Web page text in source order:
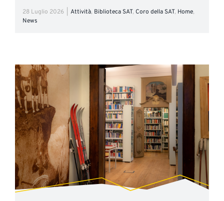
28 Luglio 2026 Attività, Biblioteca SAT, Coro della SAT, Home,
News